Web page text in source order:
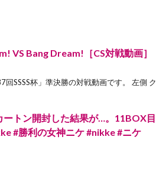
VS Bang Dream!［CS対戦動画］
SSSS杯」準決勝の対戦動画です。 左側 ク
ートン開封した結果が…。11BOX目
#勝利の女神ニケ #nikke #ニケ